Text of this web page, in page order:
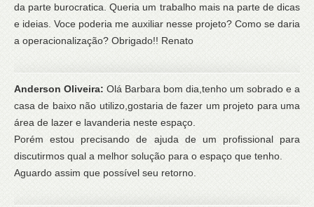
da parte burocratica. Queria um trabalho mais na parte de dicas
e ideias. Voce poderia me auxiliar nesse projeto? Como se daria
a operacionalização? Obrigado!! Renato
Anderson Oliveira: Olá Barbara bom dia,tenho um sobrado e a
casa de baixo não utilizo,gostaria de fazer um projeto para uma
área de lazer e lavanderia neste espaço.
Porém estou precisando de ajuda de um profissional para
discutirmos qual a melhor solução para o espaço que tenho.
Aguardo assim que possível seu retorno.